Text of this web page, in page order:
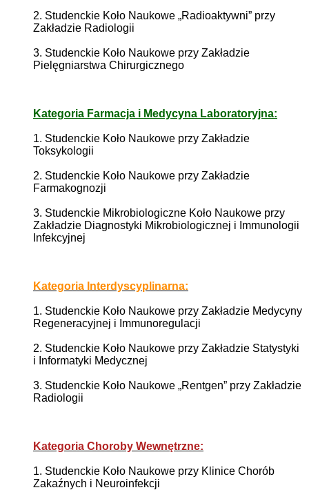
2. Studenckie Koło Naukowe „Radioaktywni” przy
Zakładzie Radiologii
3. Studenckie Koło Naukowe przy Zakładzie
Pielęgniarstwa Chirurgicznego
Kategoria Farmacja i Medycyna Laboratoryjna:
1. Studenckie Koło Naukowe przy Zakładzie
Toksykologii
2. Studenckie Koło Naukowe przy Zakładzie
Farmakognozji
3. Studenckie Mikrobiologiczne Koło Naukowe przy
Zakładzie Diagnostyki Mikrobiologicznej i Immunologii
Infekcyjnej
Kategoria Interdyscyplinarna:
1. Studenckie Koło Naukowe przy Zakładzie Medycyny
Regeneracyjnej i Immunoregulacji
2. Studenckie Koło Naukowe przy Zakładzie Statystyki
i Informatyki Medycznej
3. Studenckie Koło Naukowe „Rentgen” przy Zakładzie
Radiologii
Kategoria Choroby Wewnętrzne:
1. Studenckie Koło Naukowe przy Klinice Chorób
Zakaźnych i Neuroinfekcji